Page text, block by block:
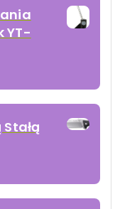
YT-